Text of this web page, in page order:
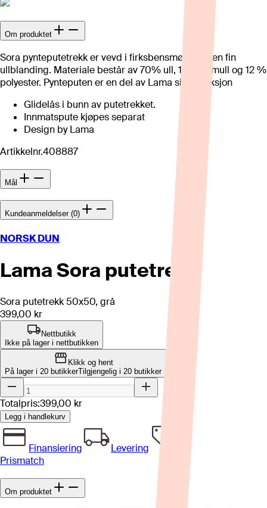
Om produktet
Sora pynteputetrekk er vevd i firksbensmønster i en fin
ullblanding. Materiale består av 70% ull, 18% bomull og 12 %
polyester. Pynteputen er en del av Lama sin kolleksjon
Glidelås i bunn av putetrekket.
Innmatspute kjøpes separat
Design by Lama
Artikkelnr.408887
Mål
Kundeanmeldelser (0)
NORSK DUN
Lama Sora putetrekk
Sora putetrekk 50x50, grå
399,00 kr
Nettbutikk
Ikke på lager i nettbutikken
Klikk og hent
På lager i 20 butikkerTilgjengelig i 20 butikker
Totalpris:399,00 kr
Legg i handlekurv
Finansiering
Levering
Prismatch
Om produktet